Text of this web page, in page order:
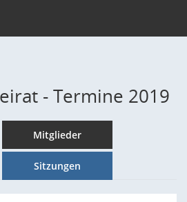
- Termine 2019
Mitglieder
Sitzungen